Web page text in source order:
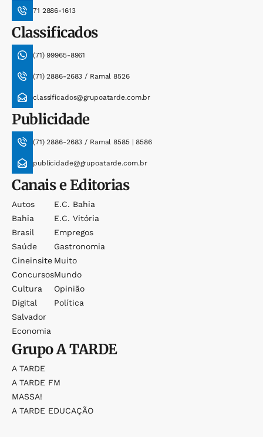
71 2886-1613
Classificados
(71) 99965-8961
(71) 2886-2683 / Ramal 8526
classificados@grupoatarde.com.br
Publicidade
(71) 2886-2683 / Ramal 8585 | 8586
publicidade@grupoatarde.com.br
Canais e Editorias
Autos
Bahia
Brasil
Saúde
Cineinsite
Concursos
Cultura
Digital
Salvador
Economia
E.c. Bahia
E.c. Vitória
Empregos
Gastronomia
Muito
Mundo
Opinião
Política
GrupoA TARDE
A TARDE
A TARDE FM
MASSA!
A TARDE EDUCAÇÃO